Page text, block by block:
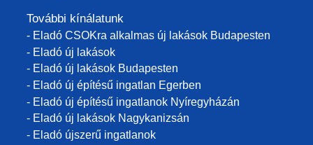
További kínálatunk
- Eladó CSOKra alkalmas új lakások Budapesten
- Eladó új lakások
- Eladó új lakások Budapesten
- Eladó új építésű ingatlan Egerben
- Eladó új építésű ingatlanok Nyíregyházán
- Eladó új lakások Nagykanizsán
- Eladó újszerű ingatlanok